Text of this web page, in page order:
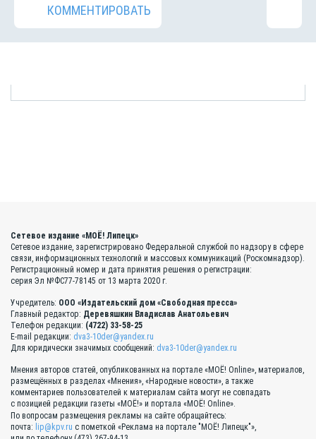
КОММЕНТИРОВАТЬ
Сетевое издание «МОЁ! Липецк»
Сетевое издание, зарегистрировано Федеральной службой по надзору в сфере
связи, информационных технологий и массовых коммуникаций (Роскомнадзор).
Регистрационный номер и дата принятия решения о регистрации:
серия Эл №ФС77-78145 от 13 марта 2020 г.
Учредитель: ООО «Издательский дом «Свободная пресса»
Главный редактор: Деревяшкин Владислав Анатольевич
Телефон редакции: (4722) 33-58-25
E-mail редакции: dva3-10der@yandex.ru
Для юридически значимых сообщений: dva3-10der@yandex.ru
Мнения авторов статей, опубликованных на портале «МОЁ! Online», материалов,
размещённых в разделах «Мнения», «Народные новости», а также
комментариев пользователей к материалам сайта могут не совпадать
с позицией редакции газеты «МОЁ!» и портала «МОЁ! Online».
По вопросам размещения рекламы на сайте обращайтесь:
почта: lip@kpv.ru с пометкой «Реклама на портале "МОЁ! Липецк"»,